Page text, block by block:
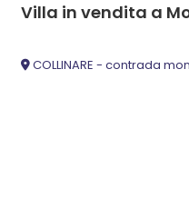
Villa in vendita a
COLLINARE - contrada